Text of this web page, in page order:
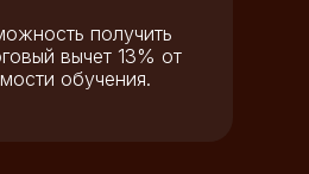
получить
вычет 13% от
обучения.